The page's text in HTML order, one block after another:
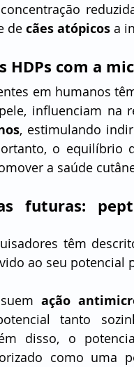
de cães atópicos a
HDPs com a
em humanos
influenciam na
, estimulando
o equilíbrio
a saúde
futuras:
têm
ao seu potencial
ação
tanto
disso, o
como uma